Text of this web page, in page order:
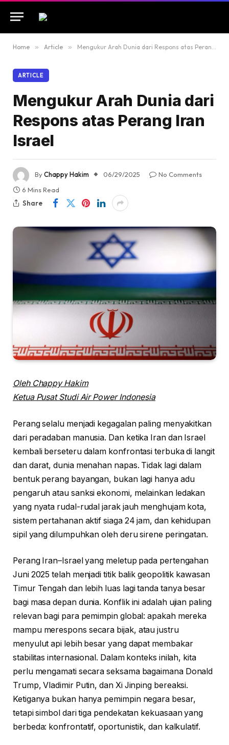
Home » Article » Mengukur Arah Dunia dari Respons atas Perang Iran Israel
ARTICLE
Mengukur Arah Dunia dari
Respons atas Perang Iran
Israel
ByChappy Hakim 06/29/2025
No Comments
6 Mins Read
Share
Oleh Chappy Hakim
Ketua Pusat Studi Air Power Indonesia
Perang selalu menjadi kegagalan paling menyakitkan
dari peradaban manusia. Dan ketika Iran dan Israel
kembali berseteru dalam konfrontasi terbuka di langit
dan darat, dunia menahan napas. Tidak lagi dalam
bentuk perang bayangan, bukan lagi hanya adu
pengaruh atau sanksi ekonomi, melainkan ledakan
yang nyata rudal-rudal jarak jauh menghujam kota,
sistem pertahanan aktif siaga 24 jam, dan kehidupan
sipil yang dilumpuhkan oleh deru sirene peringatan.
Perang Iran–Israel yang meletup pada pertengahan
Juni 2025 telah menjadi titik balik geopolitik kawasan
Timur Tengah dan lebih luas lagi tanda tanya besar
bagi masa depan dunia. Konflik ini adalah ujian paling
relevan bagi para pemimpin global: apakah mereka
mampu merespons secara bijak, atau justru
menyulut api lebih besar yang dapat membakar
stabilitas internasional. Dalam konteks inilah, kita
perlu mengamati secara seksama bagaimana Donald
Trump, Vladimir Putin, dan Xi Jinping bereaksi.
Ketiganya bukan hanya pemimpin negara besar,
tetapi simbol dari tiga pendekatan kekuasaan yang
berbeda: konfrontatif, oportunistik, dan kalkulatif.